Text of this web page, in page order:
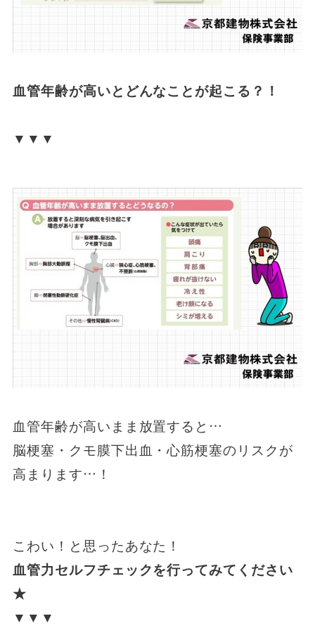
血管年齢が高いとどんなことが起こる？！
▼▼▼
血管年齢が高いまま放置すると…
脳梗塞・クモ膜下出血・心筋梗塞のリスクが
高まります…！
こわい！と思ったあなた！
血管力セルフチェックを行ってみてください
★
▼▼▼